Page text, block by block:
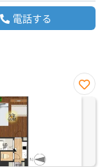
電話する
お気